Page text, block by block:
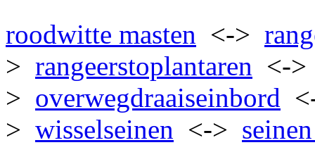
roodwitte masten <->
> rangeerstoplantaren <-
> overwegdraaiseinbord
> wisselseinen <->